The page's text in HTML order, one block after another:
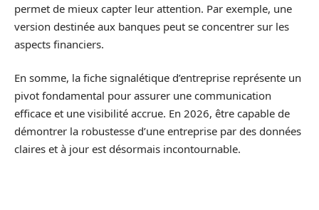
permet de mieux capter leur attention. Par exemple, une
version destinée aux banques peut se concentrer sur les
aspects financiers.
En somme, la fiche signalétique d’entreprise représente un
pivot fondamental pour assurer une communication
efficace et une visibilité accrue. En 2026, être capable de
démontrer la robustesse d’une entreprise par des données
claires et à jour est désormais incontournable.